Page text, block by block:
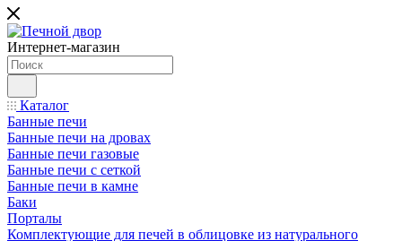
Интернет-магазин
Каталог
Банные печи
Банные печи на дровах
Банные печи газовые
Банные печи с сеткой
Банные печи в камне
Баки
Порталы
Комплектующие для печей в облицовке из натурального